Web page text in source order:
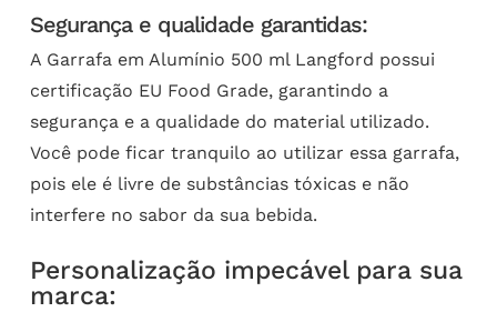
Segurança e qualidade garantidas:
A Garrafa em Alumínio 500 ml Langford possui
certificação EU Food Grade, garantindo a
segurança e a qualidade do material utilizado.
Você pode ficar tranquilo ao utilizar essa garrafa,
pois ele é livre de substâncias tóxicas e não
interfere no sabor da sua bebida.
Personalização impecável para sua
marca: